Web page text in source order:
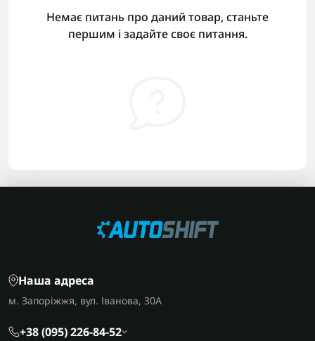
Немає питань про даний товар, станьте
першим і задайте своє питання.
Наша адреса
м. Запоріжжя, вул. Іванова, 30А
+38 (095) 226-84-52